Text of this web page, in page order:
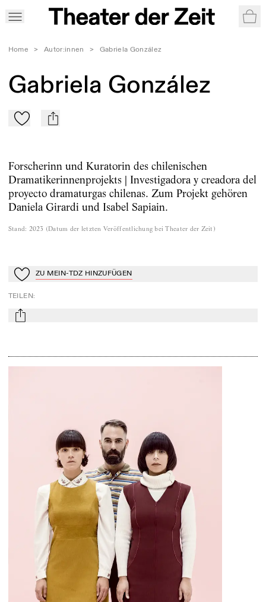
Home > Autor:innen > Gabriela González
Gabriela González
Zu Mein-TdZ hinzufügen
mail
Forscherinn und Kuratorin des chilenischen
Dramatikerinnenprojekts | Investigadora y creadora del
proyecto dramaturgas chilenas. Zum Projekt gehören
Daniela Girardi und Isabel Sapiain.
Stand: 2023 (Datum der letzten Veröffentlichung bei Theater der Zeit )
Zu Mein-TdZ hinzufügen
ZU MEIN-TDZ HINZUFÜGEN
TEILEN:
mail